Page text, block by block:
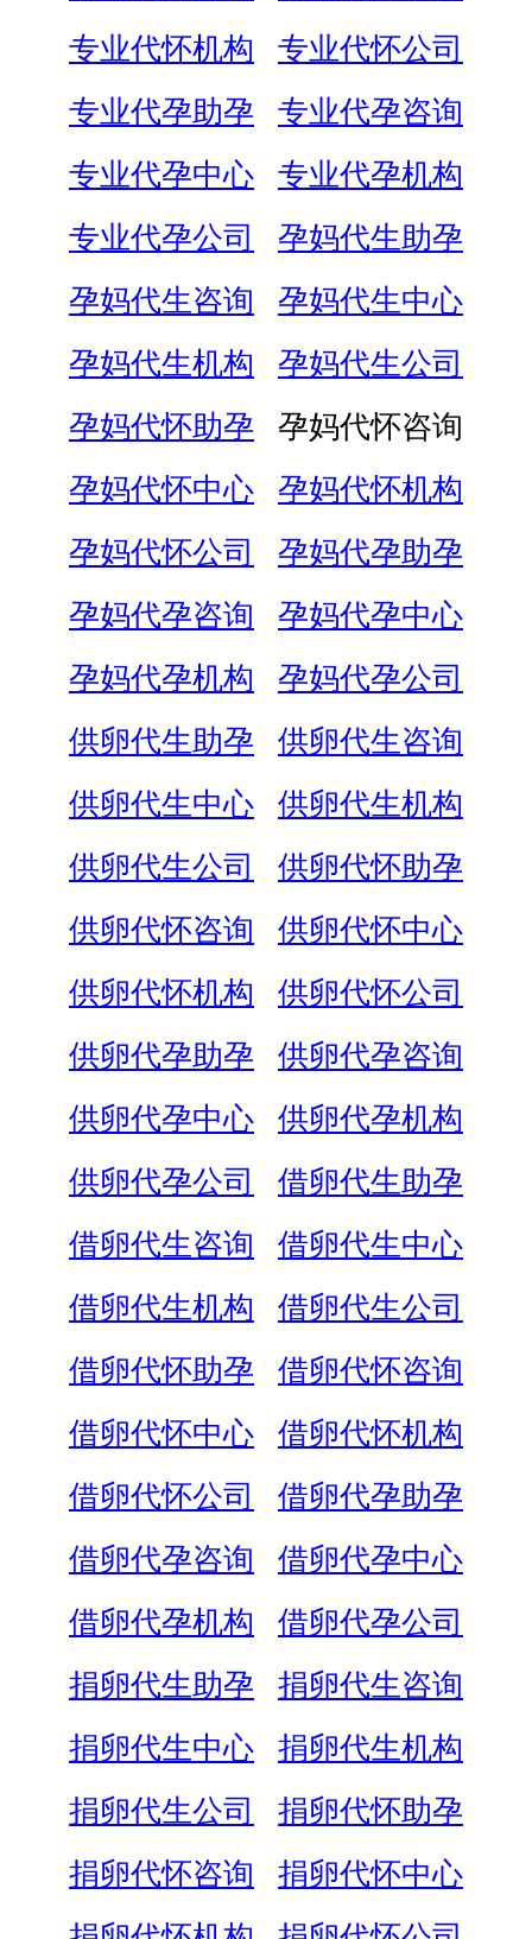
专业代怀机构
专业代怀公司
专业代孕助孕
专业代孕咨询
专业代孕中心
专业代孕机构
专业代孕公司
孕妈代生助孕
孕妈代生咨询
孕妈代生中心
孕妈代生机构
孕妈代生公司
孕妈代怀助孕
孕妈代怀咨询
孕妈代怀中心
孕妈代怀机构
孕妈代怀公司
孕妈代孕助孕
孕妈代孕咨询
孕妈代孕中心
孕妈代孕机构
孕妈代孕公司
供卵代生助孕
供卵代生咨询
供卵代生中心
供卵代生机构
供卵代生公司
供卵代怀助孕
供卵代怀咨询
供卵代怀中心
供卵代怀机构
供卵代怀公司
供卵代孕助孕
供卵代孕咨询
供卵代孕中心
供卵代孕机构
供卵代孕公司
借卵代生助孕
借卵代生咨询
借卵代生中心
借卵代生机构
借卵代生公司
借卵代怀助孕
借卵代怀咨询
借卵代怀中心
借卵代怀机构
借卵代怀公司
借卵代孕助孕
借卵代孕咨询
借卵代孕中心
借卵代孕机构
借卵代孕公司
捐卵代生助孕
捐卵代生咨询
捐卵代生中心
捐卵代生机构
捐卵代生公司
捐卵代怀助孕
捐卵代怀咨询
捐卵代怀中心